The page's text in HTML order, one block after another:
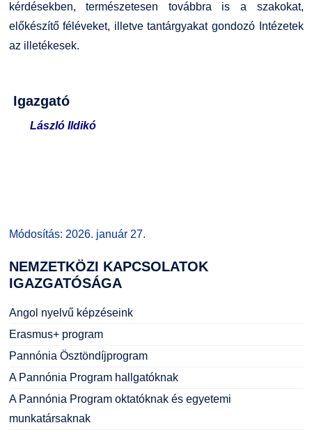
kérdésekben, természetesen továbbra is a szakokat,
előkészítő féléveket, illetve tantárgyakat gondozó Intézetek
az illetékesek.
Igazgató
László Ildikó
Módosítás: 2026. január 27.
NEMZETKÖZI KAPCSOLATOK
IGAZGATÓSÁGA
Angol nyelvű képzéseink
Erasmus+ program
Pannónia Ösztöndíjprogram
A Pannónia Program hallgatóknak
A Pannónia Program oktatóknak és egyetemi
munkatársaknak